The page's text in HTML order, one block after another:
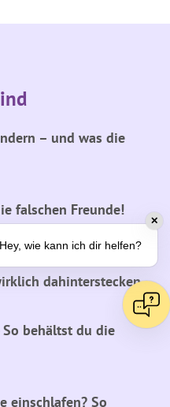
– und was die
falschen Freunde!
Kind sinnvoll ist –
dahinterstecken
behältst du die
einschlafen? So
✕
wie kann ich dir helfen?